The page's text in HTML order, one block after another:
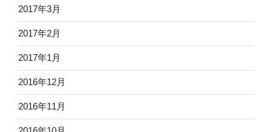
2017年3月
2017年2月
2017年1月
2016年12月
2016年11月